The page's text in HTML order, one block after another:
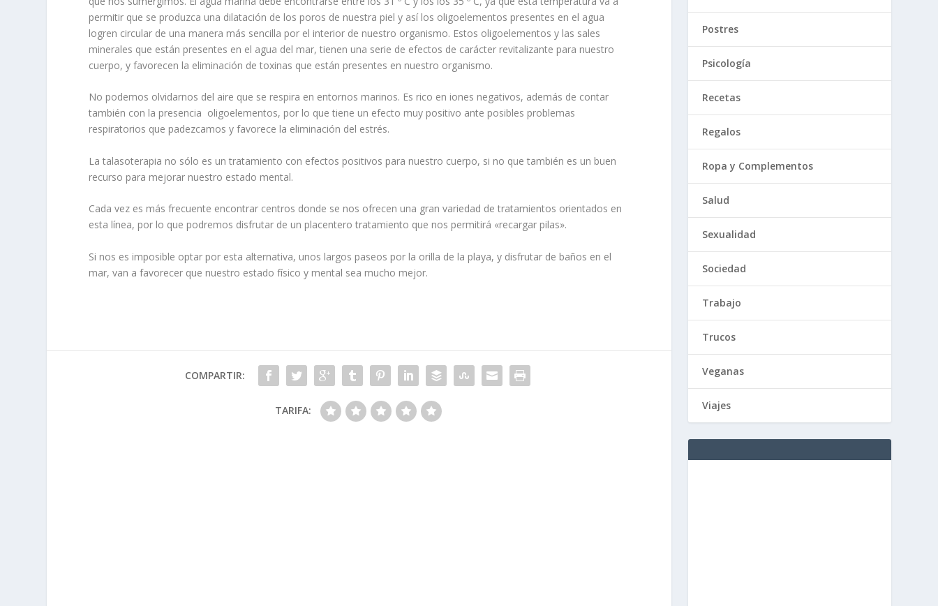
permitir que se produzca una dilatación de los poros de nuestra piel y así los oligoelementos presentes en el agua
logren circular de una manera más sencilla por el interior de nuestro organismo. Estos oligoelementos y las sales
minerales que están presentes en el agua del mar, tienen una serie de efectos de carácter revitalizante para nuestro
cuerpo, y favorecen la eliminación de toxinas que están presentes en nuestro organismo.
No podemos olvidarnos del aire que se respira en entornos marinos. Es rico en iones negativos, además de contar
también con la presencia oligoelementos, por lo que tiene un efecto muy positivo ante posibles problemas
respiratorios que padezcamos y favorece la eliminación del estrés.
La talasoterapia no sólo es un tratamiento con efectos positivos para nuestro cuerpo, si no que también es un buen
recurso para mejorar nuestro estado mental.
Cada vez es más frecuente encontrar centros donde se nos ofrecen una gran variedad de tratamientos orientados en
esta línea, por lo que podremos disfrutar de un placentero tratamiento que nos permitirá «recargar pilas».
Si nos es imposible optar por esta alternativa, unos largos paseos por la orilla de la playa, y disfrutar de baños en el
mar, van a favorecer que nuestro estado físico y mental sea mucho mejor.
COMPARTIR:
TARIFA:
Postres
Psicología
Recetas
Regalos
Ropa y Complementos
Salud
Sexualidad
Sociedad
Trabajo
Trucos
Veganas
Viajes